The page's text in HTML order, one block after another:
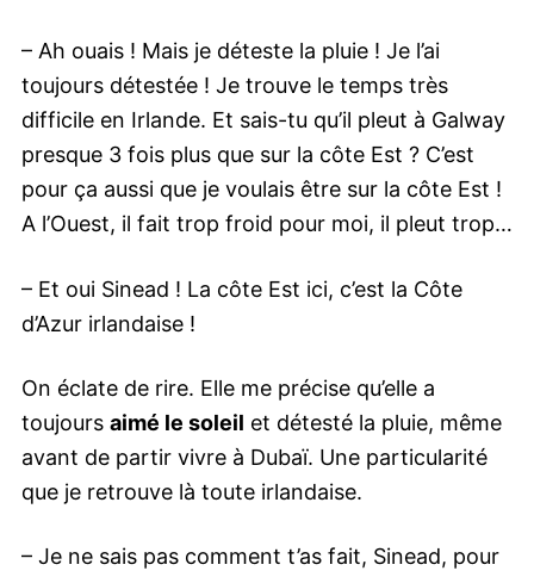
– Ah ouais ! Mais je déteste la pluie ! Je l’ai
toujours détestée ! Je trouve le temps très
difficile en Irlande. Et sais-tu qu’il pleut à Galway
presque 3 fois plus que sur la côte Est ? C’est
pour ça aussi que je voulais être sur la côte Est !
A l’Ouest, il fait trop froid pour moi, il pleut trop…
– Et oui Sinead ! La côte Est ici, c’est la Côte
d’Azur irlandaise !
On éclate de rire. Elle me précise qu’elle a
toujours aimé le soleil et détesté la pluie, même
avant de partir vivre à Dubaï. Une particularité
que je retrouve là toute irlandaise.
– Je ne sais pas comment t’as fait, Sinead, pour